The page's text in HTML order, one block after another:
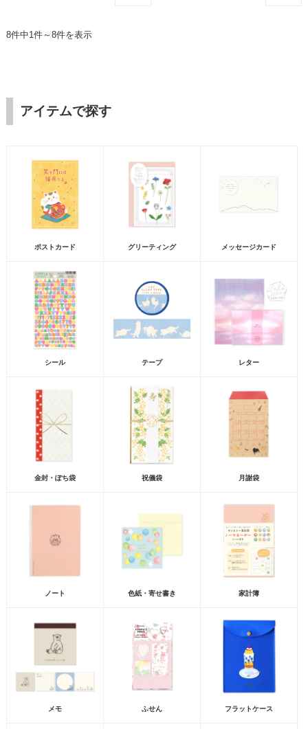
8件中1件～8件を表示
アイテムで探す
ポストカード グリーティング メッセージカード
シール テープ レター
金封・ぽち袋 祝儀袋 月謝袋
ノート 色紙・寄せ書き 家計簿
メモ ふせん フラットケース